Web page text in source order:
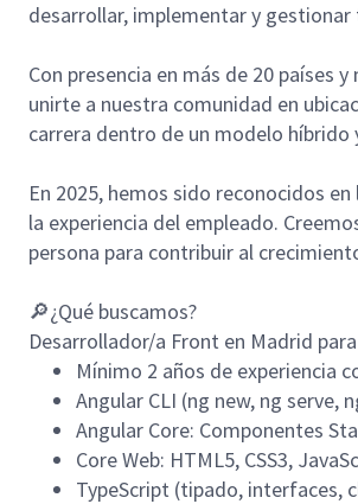
desarrollar, implementar y
Con presencia en más de 20 países
unirte a nuestra comunidad en
carrera dentro de un modelo híbrido
En 2025, hemos sido reconocidos
la experiencia del empleado.
persona para contribuir al
🔎¿Qué buscamos?
Desarrollador/a Front en Madrid
Mínimo 2 años de experiencia
Angular CLI (ng new, ng serve,
Angular Core: Componentes
Core Web: HTML5, CSS3,
TypeScript (tipado, interfaces,